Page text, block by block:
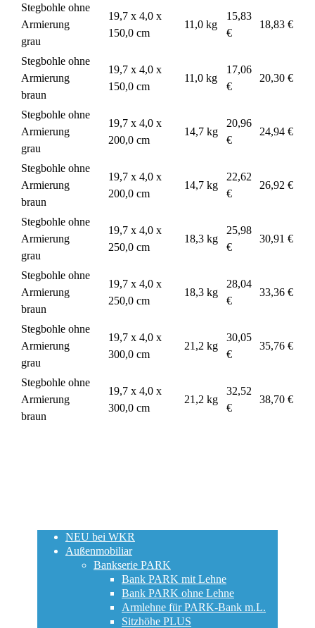
Stegbohle ohne
Armierung
grau
19,7 x 4,0 x
150,0 cm
11,0 kg
15,83
€
18,83 €
Stegbohle ohne
Armierung
braun
19,7 x 4,0 x
150,0 cm
11,0 kg
17,06
€
20,30 €
Stegbohle ohne
Armierung
grau
19,7 x 4,0 x
200,0 cm
14,7 kg
20,96
€
24,94 €
Stegbohle ohne
Armierung
braun
19,7 x 4,0 x
200,0 cm
14,7 kg
22,62
€
26,92 €
Stegbohle ohne
Armierung
grau
19,7 x 4,0 x
250,0 cm
18,3 kg
25,98
€
30,91 €
Stegbohle ohne
Armierung
braun
19,7 x 4,0 x
250,0 cm
18,3 kg
28,04
€
33,36 €
Stegbohle ohne
Armierung
grau
19,7 x 4,0 x
300,0 cm
21,2 kg
30,05
€
35,76 €
Stegbohle ohne
Armierung
braun
19,7 x 4,0 x
300,0 cm
21,2 kg
32,52
€
38,70 €
NEU bei WKR
Außenmobiliar
Bankserie PARK
Bank PARK mit Lehne
Bank PARK ohne Lehne
Armlehne für PARK-Bank m.L.
Sitzhöhe PLUS